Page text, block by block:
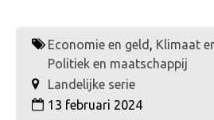
Economie en geld , Klimaat
Politiek en maatschappij
Landelijke serie
13 februari 2024